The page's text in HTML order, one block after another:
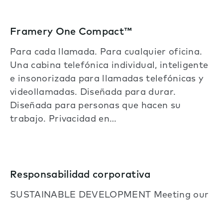
Framery One Compact™
Para cada llamada. Para cualquier oficina.
Una cabina telefónica individual, inteligente
e insonorizada para llamadas telefónicas y
videollamadas. Diseñada para durar.
Diseñada para personas que hacen su
trabajo. Privacidad en…
Responsabilidad corporativa
SUSTAINABLE DEVELOPMENT Meeting our